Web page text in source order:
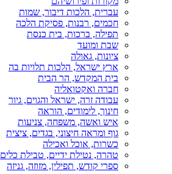
עברית, הלכות דיבור, שמות
חכמים, רבנות, פסיקת הלכה
תפילה, ברכות, בית כנסת
שבת ומועד
ציונות, גאולה
ארץ ישראל, הלכות תלויות בה
בית המקדש, הר הבית
חברה ואקטואליה
עבודה זרה, ישראל והגוים, גיור
חינוך, לימודים, הוראה
איש ואשה, משפחה, צניעות
גוף ומראה חיצוני, בגדים, ציצית
כשרות, אוכל ואכילה
טהרה, נטילת ידיים, טבילת כלים
ספרי קודש, תפילין, מזוזה, גניזה